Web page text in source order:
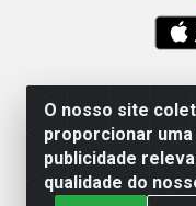
O nosso site
proporcionar
publicidade
qualidade do